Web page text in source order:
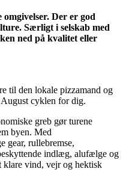
Der er god
Særligt i selskab med
ned på kvalitet eller
til den lokale pizzamand og
cyklen for dig.
greb gør turene
byen. Med
gear, rullebremse,
indlæg, alufælge og
klare vind, vejr og hektisk